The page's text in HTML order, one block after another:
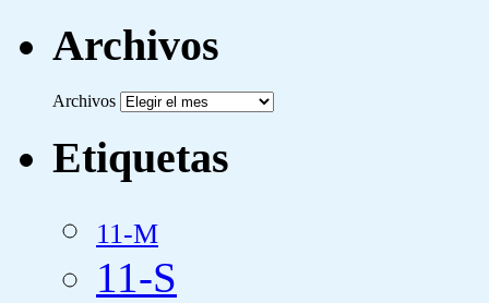
Archivos
Archivos
Etiquetas
11-M
11-S